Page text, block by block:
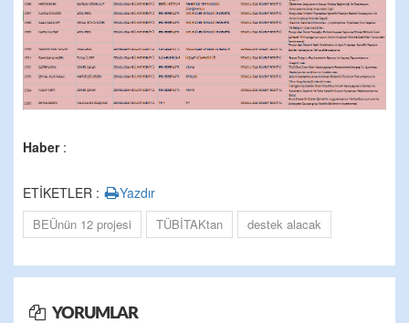
Haber:
ETİKETLER : Yazdır
BEÜnün 12 projesi TÜBİTAKtan destek alacak
YORUMLAR